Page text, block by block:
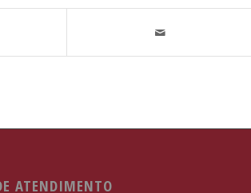
ATENDIMENTO